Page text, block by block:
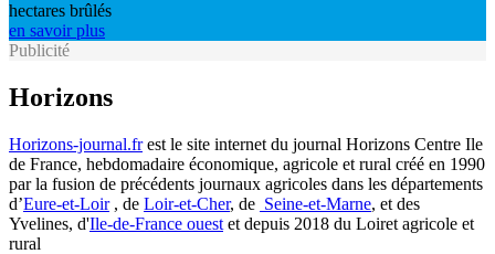
hectares brûlés
en savoir plus
Publicité
Horizons
Horizons-journal.frest le site internet du journal Horizons Centre Ile
de France, hebdomadaire économique, agricole et rural créé en 1990
par la fusion de précédents journaux agricoles dans les départements
d’Eure-et-Loir, de Loir-et-Cher, de Seine-et-Marne, et des
Yvelines, d'Ile-de-France ouest et depuis 2018 du Loiret agricole et
rural